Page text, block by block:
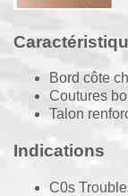
Bord côte
Coutures
Talon
Indications
C0s